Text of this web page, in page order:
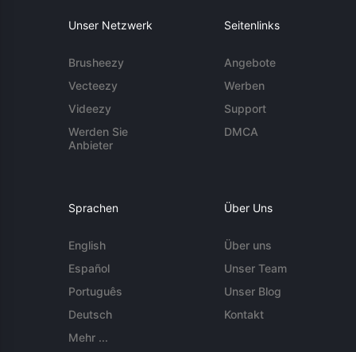
Unser Netzwerk
Brusheezy
Vecteezy
Videezy
Werden Sie
Anbieter
Seitenlinks
Angebote
Werben
Support
DMCA
Sprachen
English
Español
Português
Deutsch
Mehr ...
Über Uns
Über uns
Unser Team
Unser Blog
Kontakt